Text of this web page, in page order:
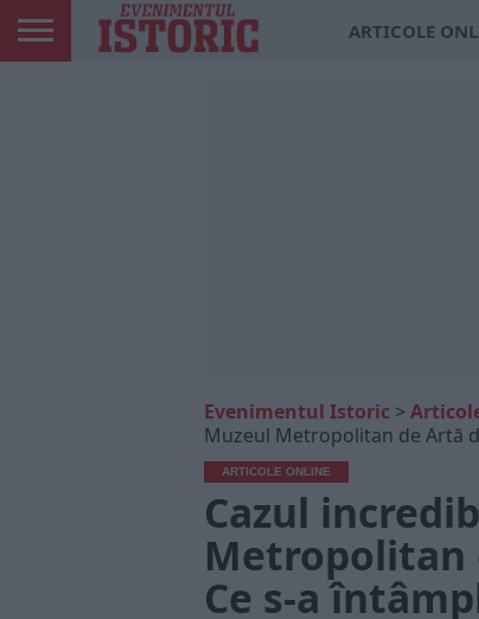
ARTICOLE
Evenimentul Istoric >
Muzeul Metropolitan de Artă
ARTICOLE ONLINE
Cazul
Metropolitan
Ce s-a